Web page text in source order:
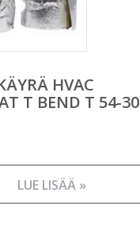
HVAC
T BEND T 54-30
LUE LISÄÄ »